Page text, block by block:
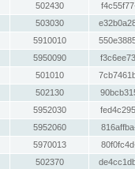
502430
503030
5910010
5950090
501010
502130
5952030
5952060
5970013
502370